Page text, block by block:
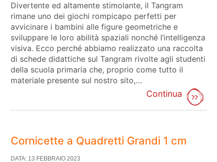
Divertente ed altamente stimolante, il Tangram
rimane uno dei giochi rompicapo perfetti per
avvicinare i bambini alle figure geometriche e
sviluppare le loro abilità spaziali nonché l’intelligenza
visiva. Ecco perché abbiamo realizzato una raccolta
di schede didattiche sul Tangram rivolte agli studenti
della scuola primaria che, proprio come tutto il
materiale presente sul nostro sito,…
Continua
Cornicette a Quadretti Grandi 1 cm
DATA: 13 FEBBRAIO 2023